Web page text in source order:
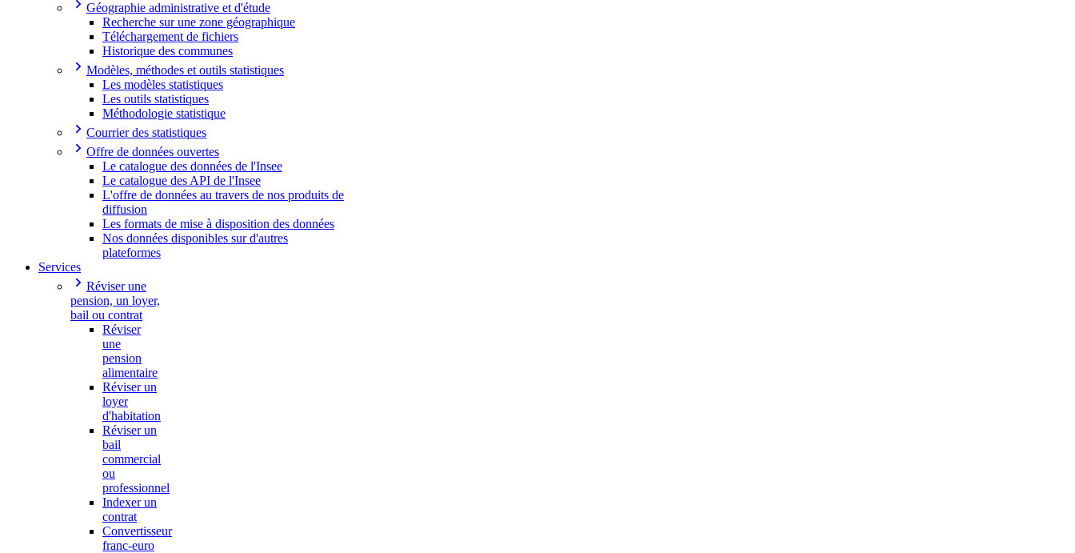
Géographie administrative et d'étude
Recherche sur une zone géographique
Téléchargement de fichiers
Historique des communes
Modèles, méthodes et outils statistiques
Les modèles statistiques
Les outils statistiques
Méthodologie statistique
Courrier des statistiques
Offre de données ouvertes
Le catalogue des données de l'Insee
Le catalogue des API de l'Insee
L'offre de données au travers de nos produits de
diffusion
Les formats de mise à disposition des données
Nos données disponibles sur d'autres
plateformes
Services
Réviser une
pension, un loyer,
bail ou contrat
Réviser
une
pension
alimentaire
Réviser un
loyer
d'habitation
Réviser un
bail
commercial
ou
professionnel
Indexer un
contrat
Convertisseur
franc-euro